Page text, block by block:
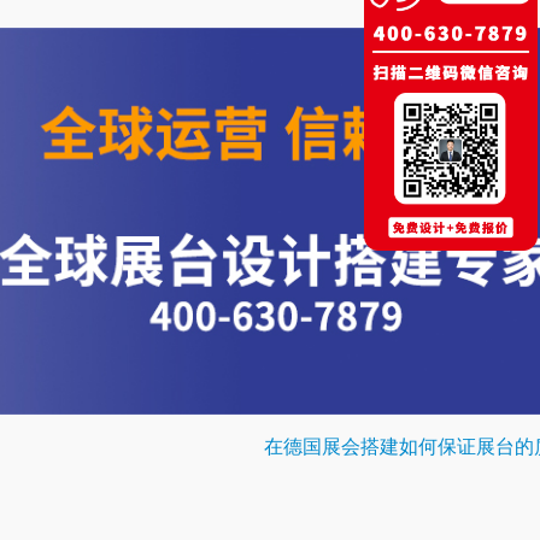
在德国展会搭建如何保证展台的